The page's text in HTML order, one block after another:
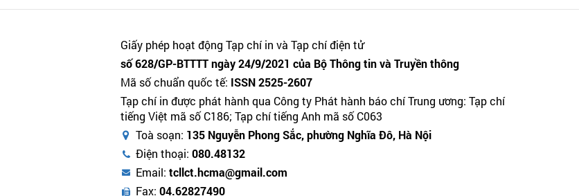
Giấy phép hoạt động Tạp chí in và Tạp chí điện tử
số 628/GP-BTTTT ngày 24/9/2021 của Bộ Thông tin và Truyền thông
Mã số chuẩn quốc tế: ISSN 2525-2607
Tạp chí in được phát hành qua Công ty Phát hành báo chí Trung ương: Tạp chí
tiếng Việt mã số C186; Tạp chí tiếng Anh mã số C063
Toà soạn: 135 Nguyễn Phong Sắc, phường Nghĩa Đô, Hà Nội
Điện thoại: 080.48132
Email: tcllct.hcma@gmail.com
Fax: 04.62827490